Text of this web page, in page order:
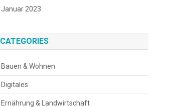
Januar 2023
CATEGORIES
Bauen & Wohnen
Digitales
Ernährung & Landwirtschaft